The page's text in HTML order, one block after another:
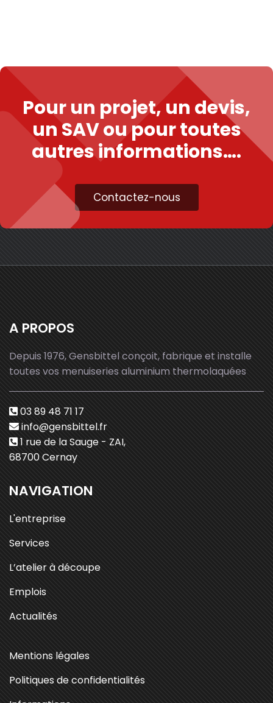
Pour un projet, un devis,
un SAV ou pour toutes
autres informations….
Contactez-nous
A PROPOS
Depuis 1976, Gensbittel conçoit, fabrique et installe
toutes vos menuiseries aluminium thermolaquées
03 89 48 71 17
info@gensbittel.fr
1 rue de la Sauge - ZAI,
68700 Cernay
NAVIGATION
L'entreprise
Services
L’atelier à découpe
Emplois
Actualités
Mentions légales
Politiques de confidentialités